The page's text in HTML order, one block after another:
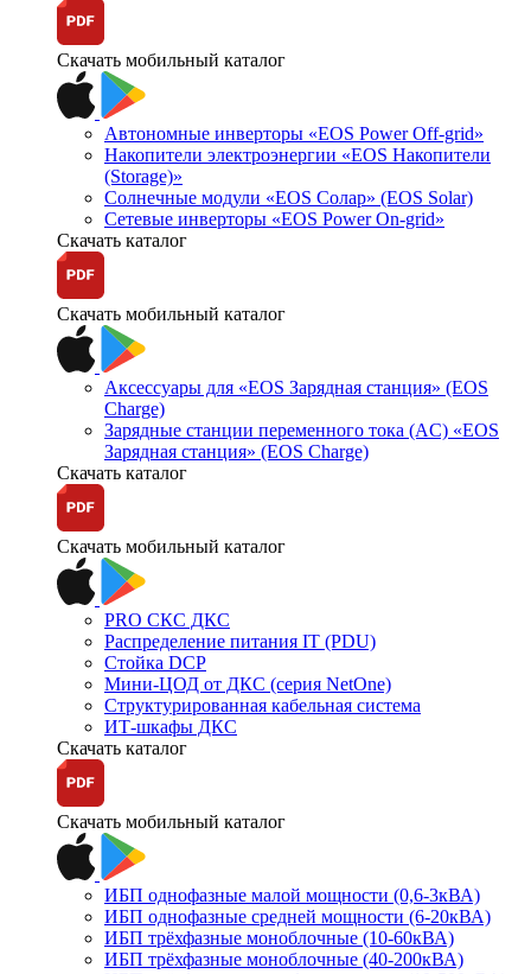
Скачать мобильный каталог
Автономные инверторы «EOS Power Off-grid»
Накопители электроэнергии «EOS Накопители
(Storage)»
Солнечные модули «EOS Солар» (EOS Solar)
Сетевые инверторы «EOS Power On-grid»
Скачать каталог
Скачать мобильный каталог
Аксессуары для «EOS Зарядная станция» (EOS
Charge)
Зарядные станции переменного тока (AC) «EOS
Зарядная станция» (EOS Charge)
Скачать каталог
Скачать мобильный каталог
PRO СКС ДКС
Распределение питания IT (PDU)
Стойка DCP
Мини-ЦОД от ДКС (серия NetOne)
Структурированная кабельная система
ИТ-шкафы ДКС
Скачать каталог
Скачать мобильный каталог
ИБП однофазные малой мощности (0,6-3кВА)
ИБП однофазные средней мощности (6-20кВА)
ИБП трёхфазные моноблочные (10-60кВА)
ИБП трёхфазные моноблочные (40-200кВА)